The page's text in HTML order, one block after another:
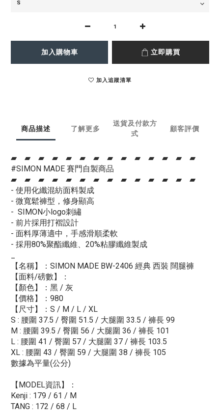
加入購物車 立即購買
加入追蹤清單
商品描述 了解更多
送貨及付款方
式
顧客評價
▰ ▰ ▰ ▰ ▰ ▰ ▰ ▰ ▰ ▰ ▰ ▰ ▰ ▰
#SIMON MADE 賽門自製商品
▰ ▰ ▰ ▰ ▰ ▰ ▰ ▰ ▰ ▰ ▰ ▰ ▰ ▰
- 使用化纖混紡面料製成
- 微寬鬆褲型，修身顯高
- SIMON小logo刺繡
- 前片採用打褶設計
- 面料厚薄適中，手感滑順柔軟
- 採用80%聚酯纖維、20%粘膠纖維製成
【名稱】：SIMON MADE BW-2406 經典 西裝 闊腿褲
【面料/磅數】：
【顏色】：黑 / 灰
【價格】：980
【尺寸】：S / M / L / XL
S : 腰圍 37.5 / 臀圍 51.5 / 大腿圍 33.5 / 褲長 99
M : 腰圍 39.5 / 臀圍 56 / 大腿圍 36 / 褲長 101
L : 腰圍 41 / 臀圍 57 / 大腿圍 37 / 褲長 103.5
XL : 腰圍 43 / 臀圍 59 / 大腿圍 38 / 褲長 105
數據為平量(公分)
【MODEL資訊】：
Kenji : 179 / 61 / M
TANG : 172 / 68 / L